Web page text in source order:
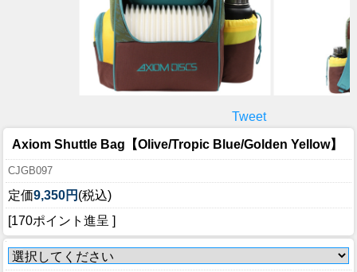
Tweet
Axiom Shuttle Bag【Olive/Tropic Blue/Golden Yellow】
CJGB097
定価9,350円 (税込)
[170ポイント進呈 ]